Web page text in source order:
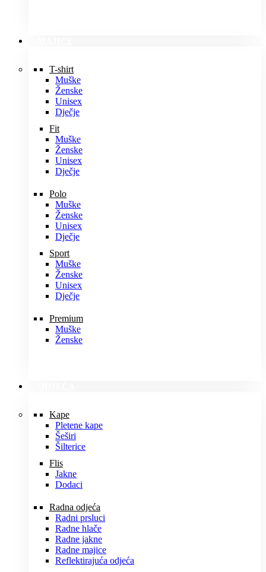
T-shirt
Muške
Ženske
Unisex
Dječje
Fit
Muške
Ženske
Unisex
Dječje
Polo
Muške
Ženske
Unisex
Dječje
Sport
Muške
Ženske
Unisex
Dječje
Premium
Muške
Ženske
Kape
Pletene kape
Šeširi
Šilterice
Flis
Jakne
Dodaci
Radna odjeća
Radni prsluci
Radne hlače
Radne jakne
Radne majice
Reflektirajuća odjeća